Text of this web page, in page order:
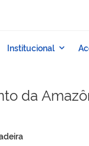
da